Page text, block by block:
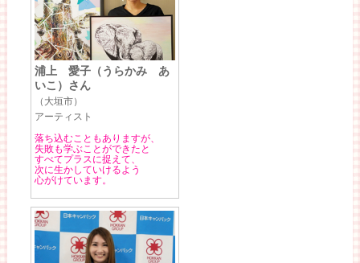
浦上 愛子（うらかみ あ
いこ）さん
（大垣市）
アーティスト
落ち込むこともありますが、
失敗も学ぶことができたと
すべてプラスに捉えて、
次に生かしていけるよう
心がけています。